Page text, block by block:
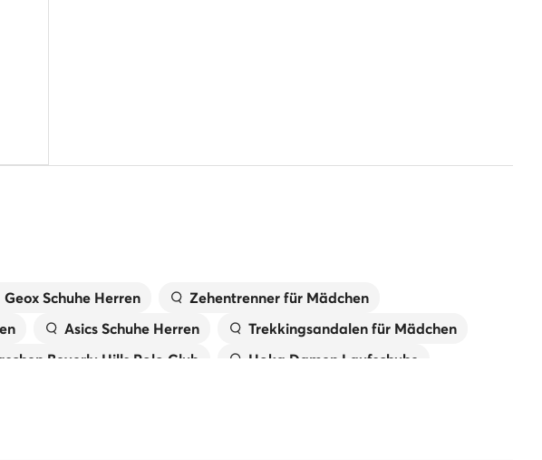
Geox Schuhe Herren
Zehentrenner für Mädchen
Asics Schuhe Herren
Trekkingsandalen für Mädchen
Beverly Hills Polo Club
Hoka Damen Laufschuhe